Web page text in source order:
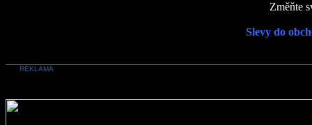
Změňte
Slevy do
REKLAMA